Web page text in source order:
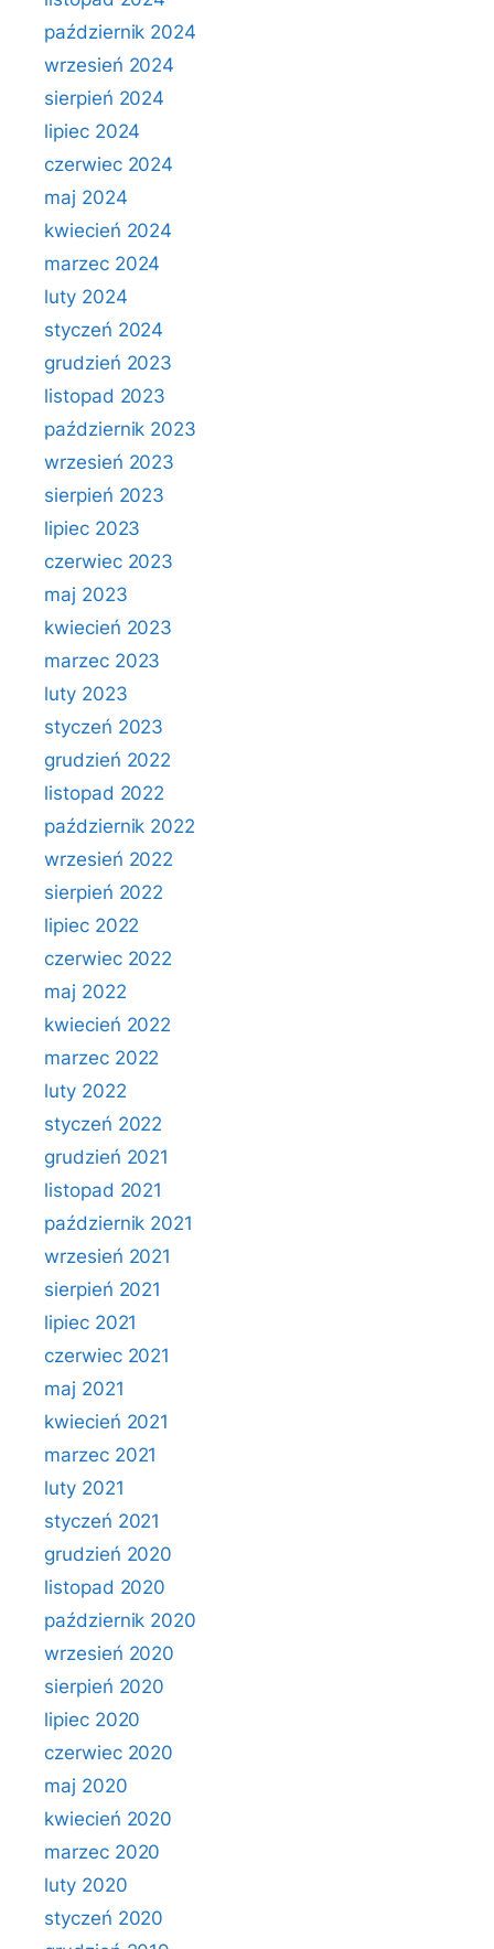
październik 2024
wrzesień 2024
sierpień 2024
lipiec 2024
czerwiec 2024
maj 2024
kwiecień 2024
marzec 2024
luty 2024
styczeń 2024
grudzień 2023
listopad 2023
październik 2023
wrzesień 2023
sierpień 2023
lipiec 2023
czerwiec 2023
maj 2023
kwiecień 2023
marzec 2023
luty 2023
styczeń 2023
grudzień 2022
listopad 2022
październik 2022
wrzesień 2022
sierpień 2022
lipiec 2022
czerwiec 2022
maj 2022
kwiecień 2022
marzec 2022
luty 2022
styczeń 2022
grudzień 2021
listopad 2021
październik 2021
wrzesień 2021
sierpień 2021
lipiec 2021
czerwiec 2021
maj 2021
kwiecień 2021
marzec 2021
luty 2021
styczeń 2021
grudzień 2020
listopad 2020
październik 2020
wrzesień 2020
sierpień 2020
lipiec 2020
czerwiec 2020
maj 2020
kwiecień 2020
marzec 2020
luty 2020
styczeń 2020